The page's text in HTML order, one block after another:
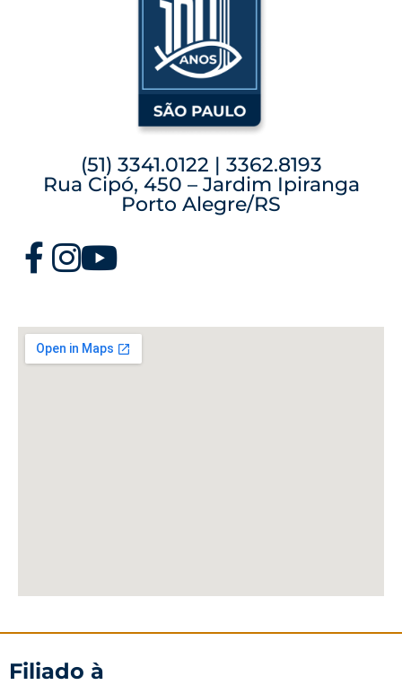
(51) 3341.0122 | 3362.8193
Rua Cipó, 450 – Jardim Ipiranga
Porto Alegre/RS
Filiado à